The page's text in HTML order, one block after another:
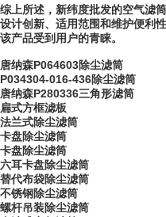
综上所述，新纬度批发的空气滤
设计创新、适用范围和维护便利
该产品受到用户的青睐。
唐纳森P064603除尘滤筒
P034304-016-436除尘滤筒
唐纳森P280336三角形滤筒
扁式方框滤板
法兰式除尘滤筒
卡盘除尘滤筒
卡盘除尘滤筒
六耳卡盘除尘滤筒
替代布袋除尘滤筒
不锈钢除尘滤筒
螺杆吊装除尘滤筒